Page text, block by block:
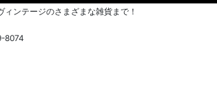
ンテージのさまざまな雑貨まで！
8074